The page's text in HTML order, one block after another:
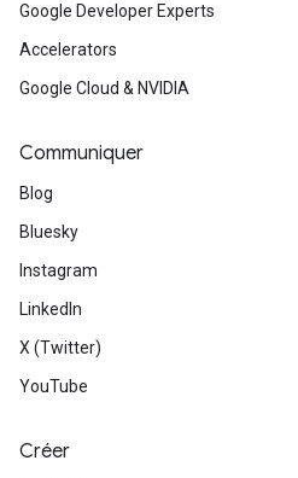
Google Developer Experts
Accelerators
Google Cloud & NVIDIA
Communiquer
Blog
Bluesky
Instagram
LinkedIn
X (Twitter)
YouTube
Créer